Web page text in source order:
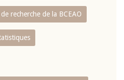
recherche de la BCEAO